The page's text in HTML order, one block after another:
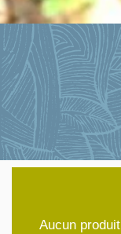
Aucun